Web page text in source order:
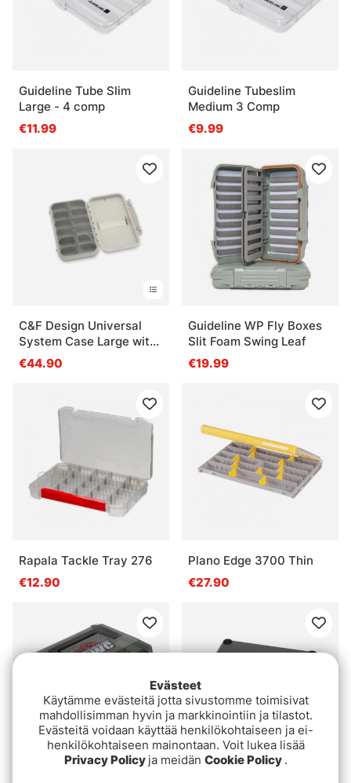
Guideline Tube Slim
Large - 4 comp
€11.99
Guideline Tubeslim
Medium 3 Comp
€9.99
C&F Design Universal
System Case Large with
Comp
€44.90
Guideline WP Fly Boxes
Slit Foam Swing Leaf
€19.99
Rapala Tackle Tray 276
€12.90
Plano Edge 3700 Thin
€27.90
Evästeet
Käytämme evästeitä jotta sivustomme toimisivat
mahdollisimman hyvin ja markkinointiin ja tilastot.
Evästeitä voidaan käyttää henkilökohtaiseen ja ei-
henkilökohtaiseen mainontaan. Voit lukea lisää
Privacy Policy ja meidän Cookie Policy .